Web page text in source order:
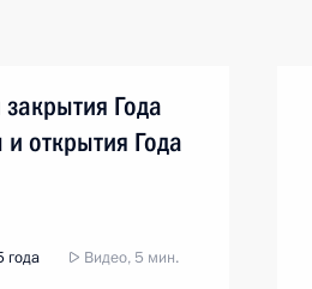
Года
и открытия Года
года Видео, 5 мин.